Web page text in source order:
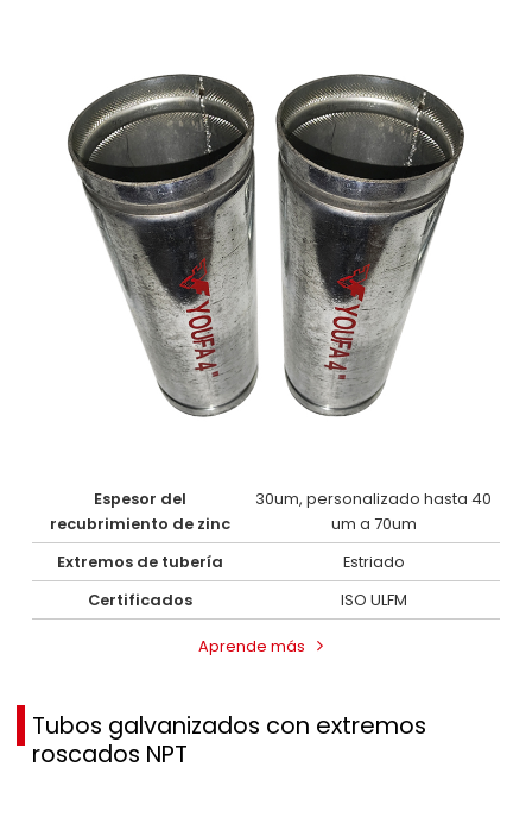
Espesor del
recubrimiento de zinc
30um, personalizado hasta 40
um a 70um
Extremos de tubería
Estriado
Certificados
ISO ULFM
Aprende más
Tubos galvanizados con extremos
roscados NPT